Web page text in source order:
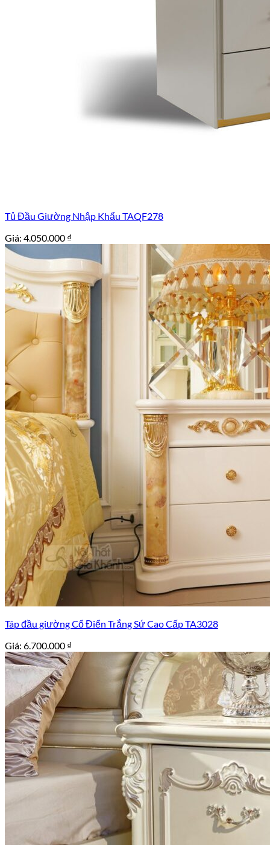
Tủ Đầu Giường Nhập Khẩu TAQF278
Giá: 4.050.000 ₫
Táp đầu giường Cổ Điển Trắng Sứ Cao Cấp TA3028
Giá: 6.700.000 ₫